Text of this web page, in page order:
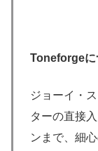
Toneforgeに
ジョーイ・
ターの直接
ンまで、細